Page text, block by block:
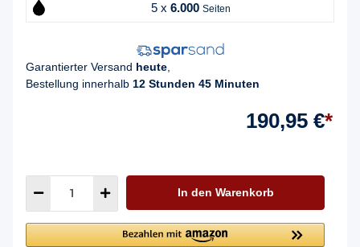
5 x 6.000 Seiten
Garantierter Versand heute,
Bestellung innerhalb 12 Stunden 45 Minuten
190,95 €*
In den Warenkorb